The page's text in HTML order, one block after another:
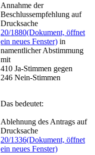
Annahme der
Beschlussempfehlung auf
Drucksache
20/1880(Dokument, öffnet
ein neues Fenster) in
namentlicher Abstimmung
mit
410 Ja-Stimmen gegen
246 Nein-Stimmen
Das bedeutet:
Ablehnung des Antrags auf
Drucksache
20/1336(Dokument, öffnet
ein neues Fenster)